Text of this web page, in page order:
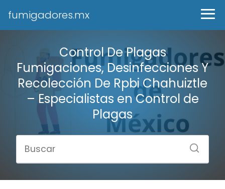
fumigadores.mx
Control De Plagas
Fumigaciones, Desinfecciones Y
Recolección De Rpbi Chahuiztle
– Especialistas en Control de
Plagas